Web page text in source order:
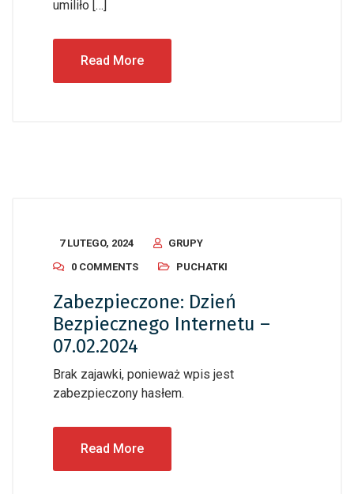
umiliło […]
Read More
7 LUTEGO, 2024
GRUPY
0 COMMENTS
PUCHATKI
Zabezpieczone: Dzień
Bezpiecznego Internetu –
07.02.2024
Brak zajawki, ponieważ wpis jest
zabezpieczony hasłem.
Read More